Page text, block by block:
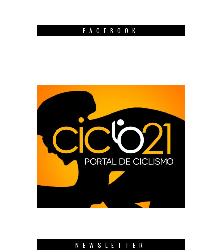
FACEBOOK
NEWSLETTER